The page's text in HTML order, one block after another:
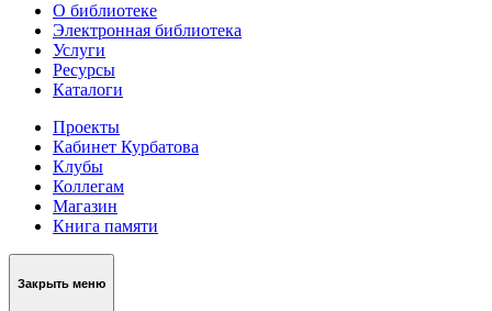
О библиотеке
Электронная библиотека
Услуги
Ресурсы
Каталоги
Проекты
Кабинет Курбатова
Клубы
Коллегам
Магазин
Книга памяти
Закрыть меню